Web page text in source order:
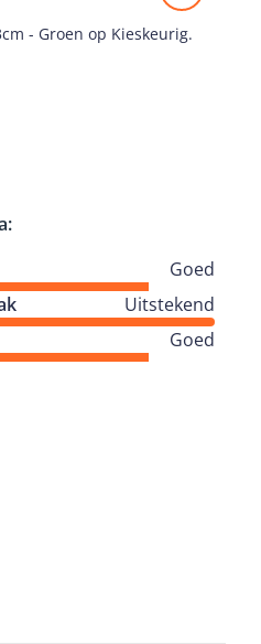
- Groen op Kieskeurig.
Goed
Uitstekend
Goed